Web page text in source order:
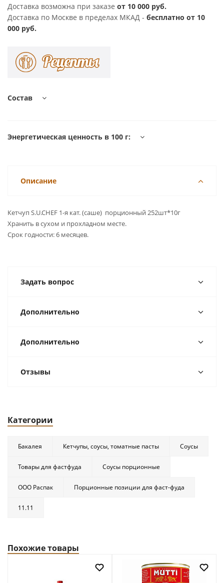
Доставка возможна при заказе от 10 000 руб.
Доставка по Москве в пределах МКАД - бесплатно от 10
000 руб.
Состав
Энергетическая ценность в 100 г:
Описание
Кетчуп S.U.CHEF 1-я кат. (саше) порционный 252шт*10г
Хранить в сухом и прохладном месте.
Срок годности: 6 месяцев.
Задать вопрос
Дополнительно
Дополнительно
Отзывы
Категории
Бакалея Кетчупы, соусы, томатные пасты Соусы
Товары для фастфуда Соусы порционные
ООО Распак Порционные позиции для фаст-фуда
11.11
Похожие товары